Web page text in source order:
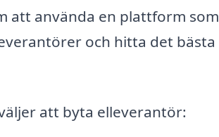
att använda en plattform
och hitta det bästa
att byta elleverantör: